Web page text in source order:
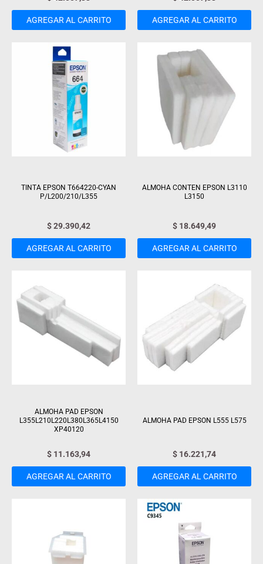
AGREGAR AL CARRITO AGREGAR AL CARRITO
TINTA EPSON T664220-CYAN
P/L200/210/L355
$29.390,42
AGREGAR AL CARRITO
ALMOHA CONTEN EPSON L3110
L3150
$ 18.649,49
AGREGAR AL CARRITO
ALMOHA PAD EPSON
L355L210L220L380L365L4150
XP40120
$ 11.163,94
AGREGAR AL CARRITO
ALMOHA PAD EPSON L555 L575
$ 16.221,74
AGREGAR AL CARRITO